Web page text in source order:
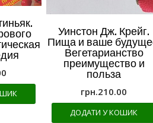
Уинстон Дж. Крейг.
Пища и ваше
Вегетарианство
преимущество и
польза
грн.210.00
ДОДАТИ У КОШИК